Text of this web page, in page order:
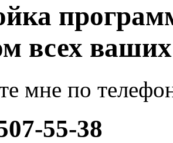
всех
мне по
55-38